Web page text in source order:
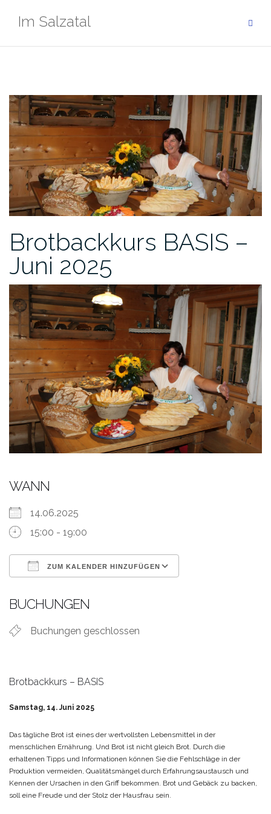
InhaltIm Salzatal
Brotbackkurs BASIS –
Juni 2025
WANN
14.06.2025
15:00 - 19:00
ZUM KALENDER HINZUFÜGEN
BUCHUNGEN
Buchungen geschlossen
Brotbackkurs – BASIS
Samstag, 14. Juni 2025
Das tägliche Brot ist eines der wertvollsten Lebensmittel in der
menschlichen Ernährung. Und Brot ist nicht gleich Brot. Durch die
erhaltenen Tipps und Informationen können Sie die Fehlschläge in der
Produktion vermeiden, Qualitätsmängel durch Erfahrungsaustausch und
Kennen der Ursachen in den Griff bekommen. Brot und Gebäck zu backen,
soll eine Freude und der Stolz der Hausfrau sein.